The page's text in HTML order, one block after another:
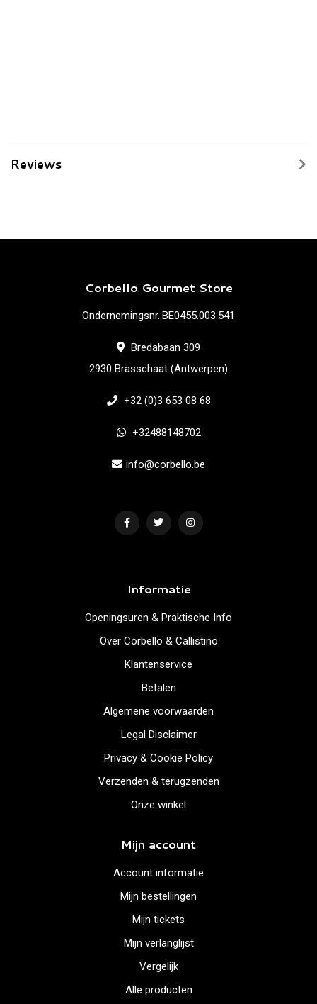
Reviews
Corbello Gourmet Store
Ondernemingsnr.:BE0455.003.541
Bredabaan 309
2930 Brasschaat (Antwerpen)
+32 (0)3 653 08 68
+32488148702
info@corbello.be
Informatie
Openingsuren & Praktische Info
Over Corbello & Callistino
Klantenservice
Betalen
Algemene voorwaarden
Legal Disclaimer
Privacy & Cookie Policy
Verzenden & terugzenden
Onze winkel
Mijn account
Account informatie
Mijn bestellingen
Mijn tickets
Mijn verlanglijst
Vergelijk
Alle producten